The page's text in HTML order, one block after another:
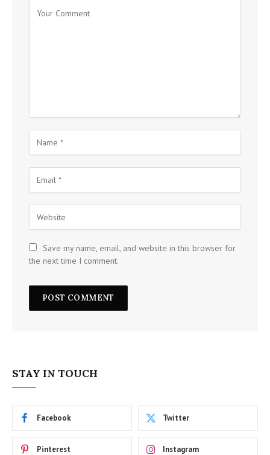
Save my name, email, and website in this browser for
the next time I comment.
STAY IN TOUCH
Facebook Twitter
Pinterest Instagram